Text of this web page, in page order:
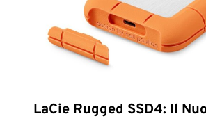
LaCie Rugged SSD4: Il